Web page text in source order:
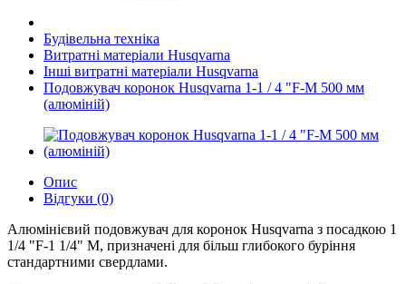
Будівельна техніка
Витратні матеріали Husqvarna
Інші витратні матеріали Husqvarna
Подовжувач коронок Husqvarna 1-1 / 4 "F-M 500 мм
(алюміній)
Опис
Відгуки (0)
Алюмінієвий подовжувач для коронок Husqvarna з посадкою 1
1/4 "F-1 1/4" M, призначені для більш глибокого буріння
стандартними свердлами.